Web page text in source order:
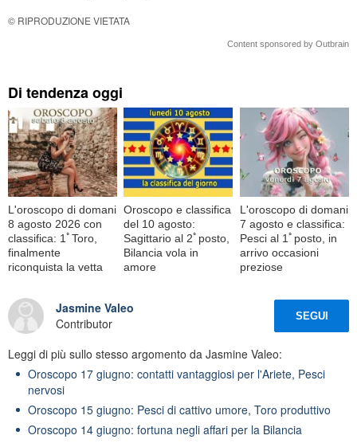
© RIPRODUZIONE VIETATA
Content sponsored by Outbrain
Di tendenza oggi
L'oroscopo di domani
8 agosto 2026 con
classifica: 1ﾟToro,
finalmente
riconquista la vetta
Oroscopo e classifica
del 10 agosto:
Sagittario al 2ﾟposto,
Bilancia vola in
amore
L'oroscopo di domani
7 agosto e classifica:
Pesci al 1ﾟposto, in
arrivo occasioni
preziose
Jasmine Valeo
Contributor
SEGUI
Leggi di più sullo stesso argomento da Jasmine Valeo:
Oroscopo 17 giugno: contatti vantaggiosi per l'Ariete, Pesci
nervosi
Oroscopo 15 giugno: Pesci di cattivo umore, Toro produttivo
Oroscopo 14 giugno: fortuna negli affari per la Bilancia